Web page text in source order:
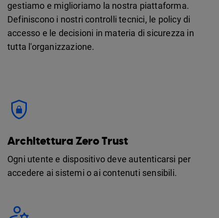
gestiamo e miglioriamo la nostra piattaforma.
Definiscono i nostri controlli tecnici, le policy di
accesso e le decisioni in materia di sicurezza in
tutta l'organizzazione.
Architettura Zero Trust
Ogni utente e dispositivo deve autenticarsi per
accedere ai sistemi o ai contenuti sensibili.